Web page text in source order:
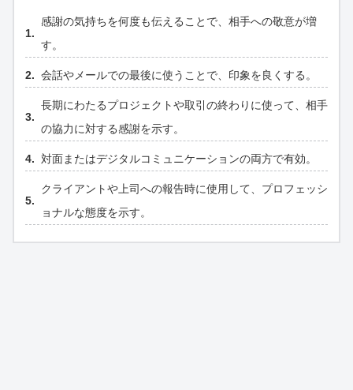
感謝の気持ちを何度も伝えることで、相手への敬意が増
す。
会話やメールでの最後に使うことで、印象を良くする。
長期にわたるプロジェクトや取引の終わりに使って、相手
の協力に対する感謝を示す。
対面またはデジタルコミュニケーションの両方で有効。
クライアントや上司への報告時に使用して、プロフェッシ
ョナルな態度を示す。